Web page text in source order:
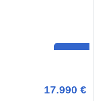
17.990 €